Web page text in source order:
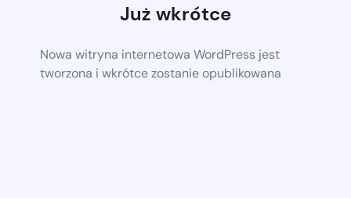
Już wkrótce
Nowa witryna internetowa WordPress jest
tworzona i wkrótce zostanie opublikowana